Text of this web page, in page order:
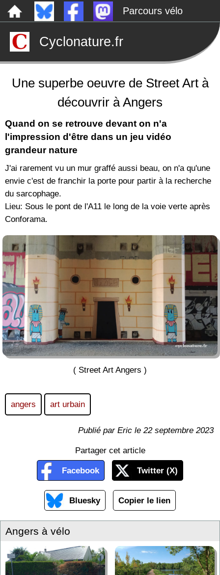
Parcours vélo
Dépôts sauvages
Le canal de Nantes à Brest à vélo
Rechercher
Cyclonature.fr
Une superbe oeuvre de Street Art à
découvrir à Angers
Quand on se retrouve devant on n'a
l'impression d'être dans un jeu vidéo
grandeur nature
J'ai rarement vu un mur graffé aussi beau, on n'a qu'une
envie c'est de franchir la porte pour partir à la recherche
du sarcophage.
Lieu: Sous le pont de l'A11 le long de la voie verte après
Conforama.
( Street Art Angers )
angers art urbain
Publié par Eric le 22 septembre 2023
Partager cet article
Facebook Twitter (X)
Bluesky Copier le lien
Angers à vélo